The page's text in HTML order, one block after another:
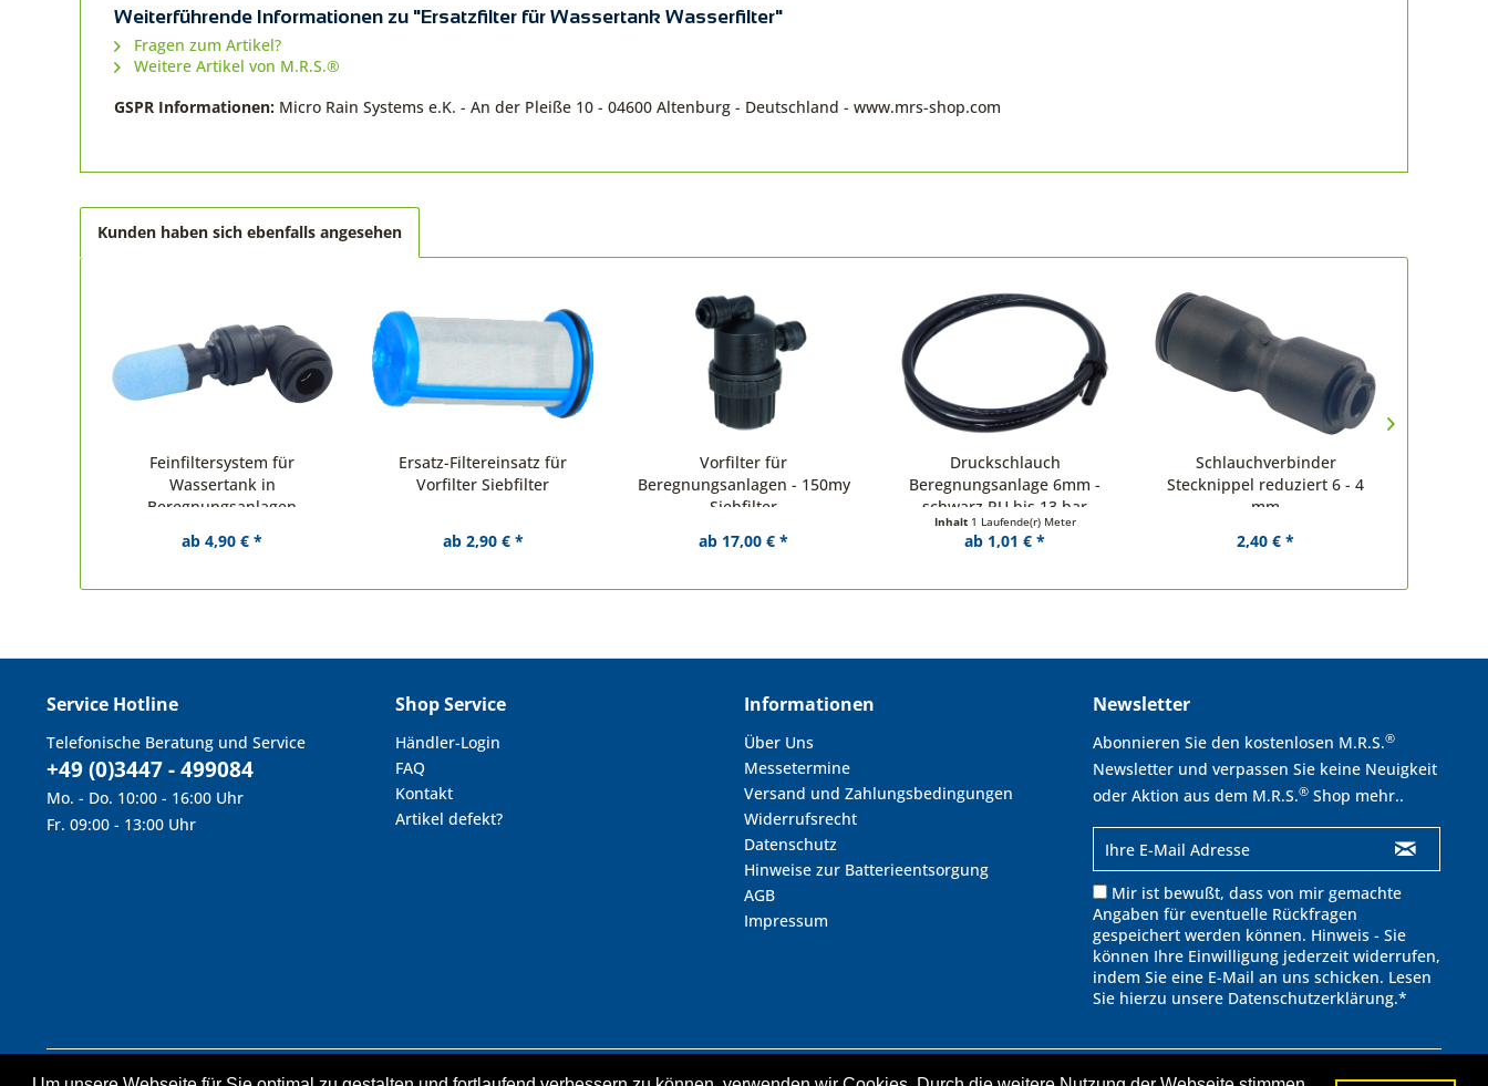
Weiterführende Informationen zu "Ersatzfilter für Wassertank Wasserfilter"
Fragen zum Artikel?
Weitere Artikel von M.R.S.®
GSPR Informationen: Micro Rain Systems e.K. - An der Pleiße 10 - 04600 Altenburg - Deutschland - www.mrs-shop.com
Kunden haben sich ebenfalls angesehen
Feinfiltersystem für
Wassertank in
Beregnungsanlagen
ab 4,90 € *
Ersatz-Filtereinsatz für
Vorfilter Siebfilter
ab 2,90 € *
Vorfilter für
Beregnungsanlagen - 150my
Siebfilter
ab 17,00 € *
Druckschlauch
Beregnungsanlage 6mm -
schwarz PU bis 13 bar
Inhalt 1 Laufende(r) Meter
ab 1,01 € *
Schlauchverbinder
Stecknippel reduziert 6 - 4
mm
2,40 € *
Service Hotline
Telefonische Beratung und Service
+49 (0)3447 - 499084
Mo. - Do. 10:00 - 16:00 Uhr
Fr. 09:00 - 13:00 Uhr
Shop Service
Händler-Login
FAQ
Kontakt
Artikel defekt?
Informationen
Über Uns
Messetermine
Versand und Zahlungsbedingungen
Widerrufsrecht
Datenschutz
Hinweise zur Batterieentsorgung
AGB
Impressum
Newsletter
Abonnieren Sie den kostenlosen M.R.S.®
Newsletter und verpassen Sie keine Neuigkeit
oder Aktion aus dem M.R.S.® Shop mehr..
Mir ist bewußt, dass von mir gemachte
Angaben für eventuelle Rückfragen
gespeichert werden können. Hinweis - Sie
können Ihre Einwilligung jederzeit widerrufen,
indem Sie eine E-Mail an uns schicken. Lesen
Sie hierzu unsere Datenschutzerklärung.*